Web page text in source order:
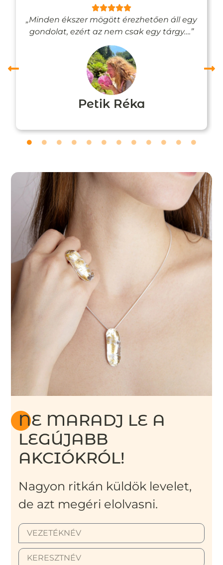
„Minden ékszer mögött érezhetően áll egy
gondolat, ezért az nem csak egy tárgy….”
Petik Réka
NE MARADJ LE A
LEGÚJABB
AKCIÓKRÓL!
Nagyon ritkán küldök levelet,
de azt megéri elolvasni.